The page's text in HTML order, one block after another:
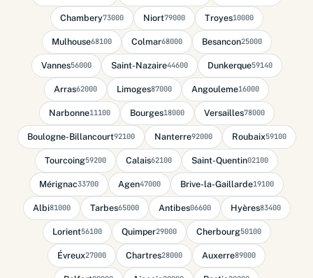
Chambery73000 Niort79000 Troyes10000
Mulhouse68100 Colmar68000 Besancon25000
Vannes56000 Saint-Nazaire44600 Dunkerque59140
Arras62000 Limoges87000 Angouleme16000
Narbonne11100 Bourges18000 Versailles78000
Boulogne-Billancourt92100 Nanterre92000 Roubaix59100
Tourcoing59200 Calais62100 Saint-Quentin02100
Mérignac33700 Agen47000 Brive-la-Gaillarde19100
Albi81000 Tarbes65000 Antibes06600 Hyères83400
Lorient56100 Quimper29000 Cherbourg50100
Évreux27000 Chartres28000 Auxerre89000